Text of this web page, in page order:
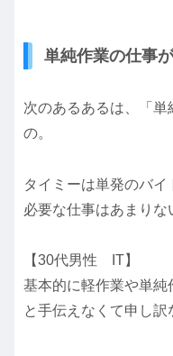
単純作業の仕事
次のあるあるは、「
の。
タイミーは単発のバ
必要な仕事はあまりな
【30代男性 IT】
基本的に軽作業や単純
と手伝えなくて申し訳